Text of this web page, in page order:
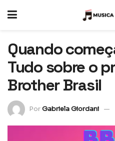
Quando
Tudo sobre o
Brother Brasil
PorGabriela Giordani